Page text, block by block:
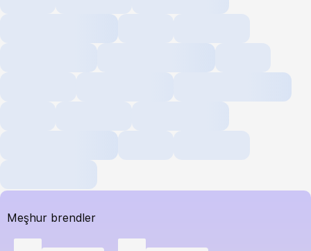
Meşhur brendler